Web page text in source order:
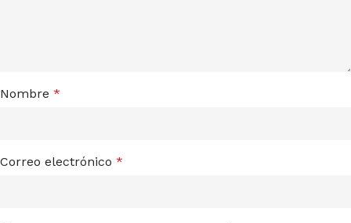
Nombre *
Correo electrónico *